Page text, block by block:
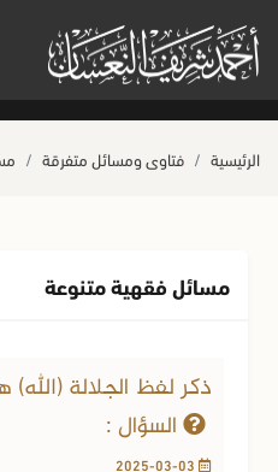
الله ﷺ كله رحمة صلاة آخر أربعاء
الرئيسية فتاوى ومسائل متفرقة
مسائل فقهية متنوعة
ذكر لفظ الجلالة
السؤال :